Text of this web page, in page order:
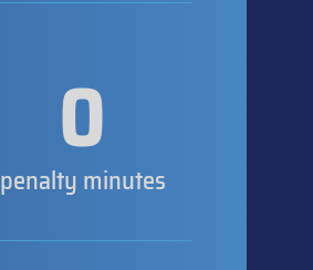
0
penalty minutes